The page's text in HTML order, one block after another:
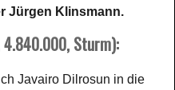
Jürgen Klinsmann.
4.840.000, Sturm):
Javairo Dilrosun in die